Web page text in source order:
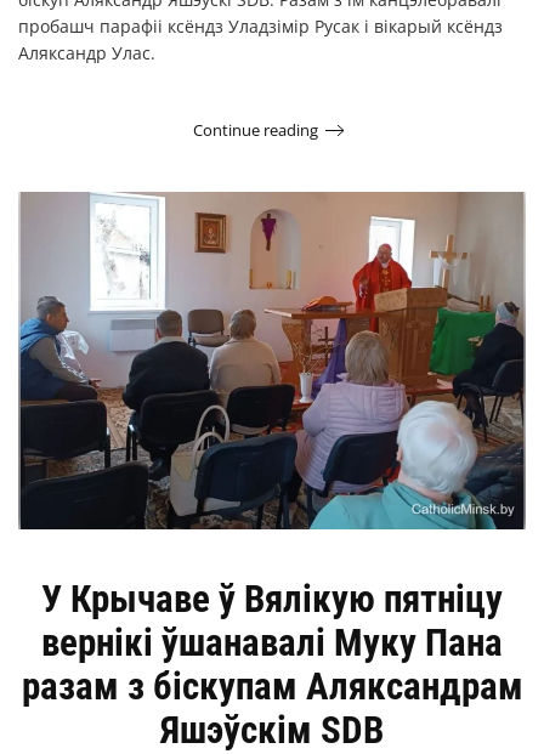
пробашч парафіі ксёндз Уладзімір Русак і вікарый ксёндз
Аляксандр Улас.
Continue reading
У Крычаве ў Вялікую пятніцу
вернікі ўшанавалі Муку Пана
разам з біскупам Аляксандрам
Яшэўскім SDB